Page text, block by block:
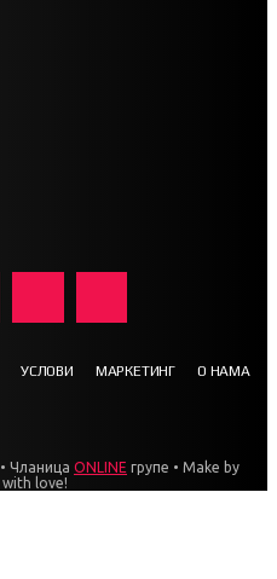
УСЛОВИ МАРКЕТИНГ О НАМА
• Чланица ONLINE групе • Make by
with love!